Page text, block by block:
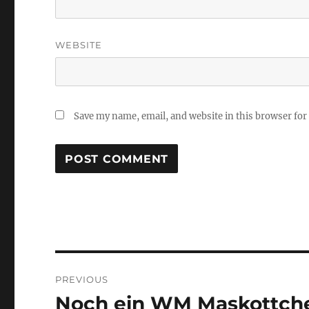
WEBSITE
Save my name, email, and website in this browser
navigation
PREVIOUS
Previous
Noch ein WM